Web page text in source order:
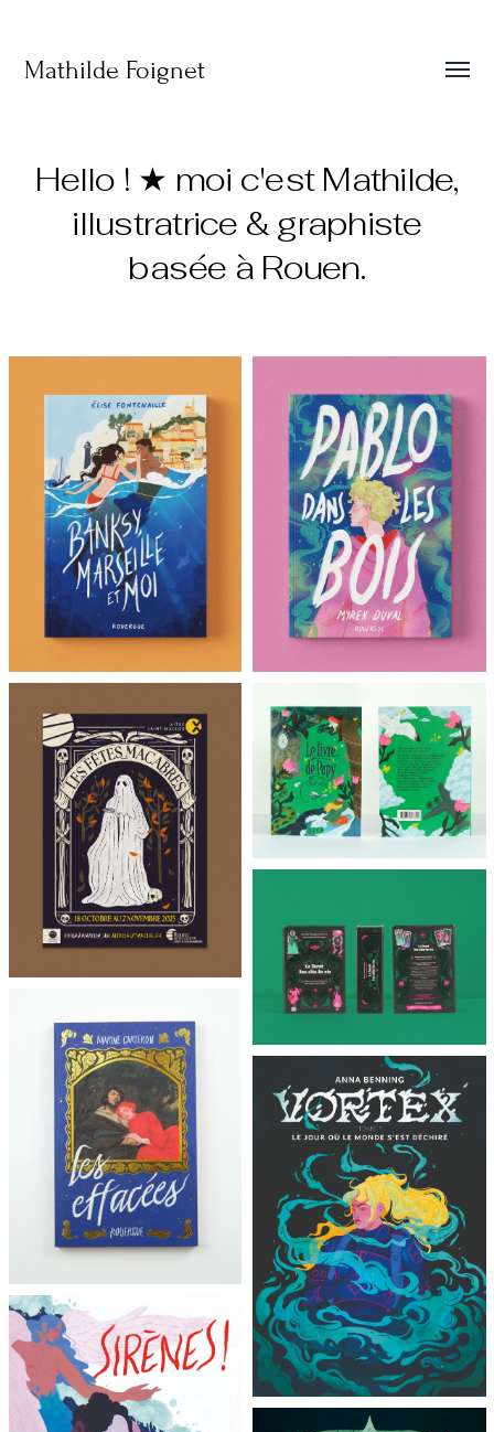
Mathilde Foignet
Hello ! ★ moi c'est Mathilde,
illustratrice & graphiste
basée à Rouen.